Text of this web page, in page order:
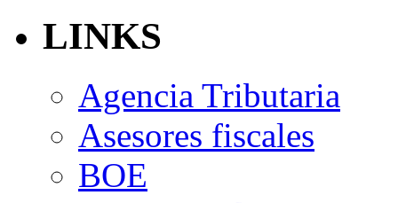
LINKS
Agencia Tributaria
Asesores fiscales
BOE